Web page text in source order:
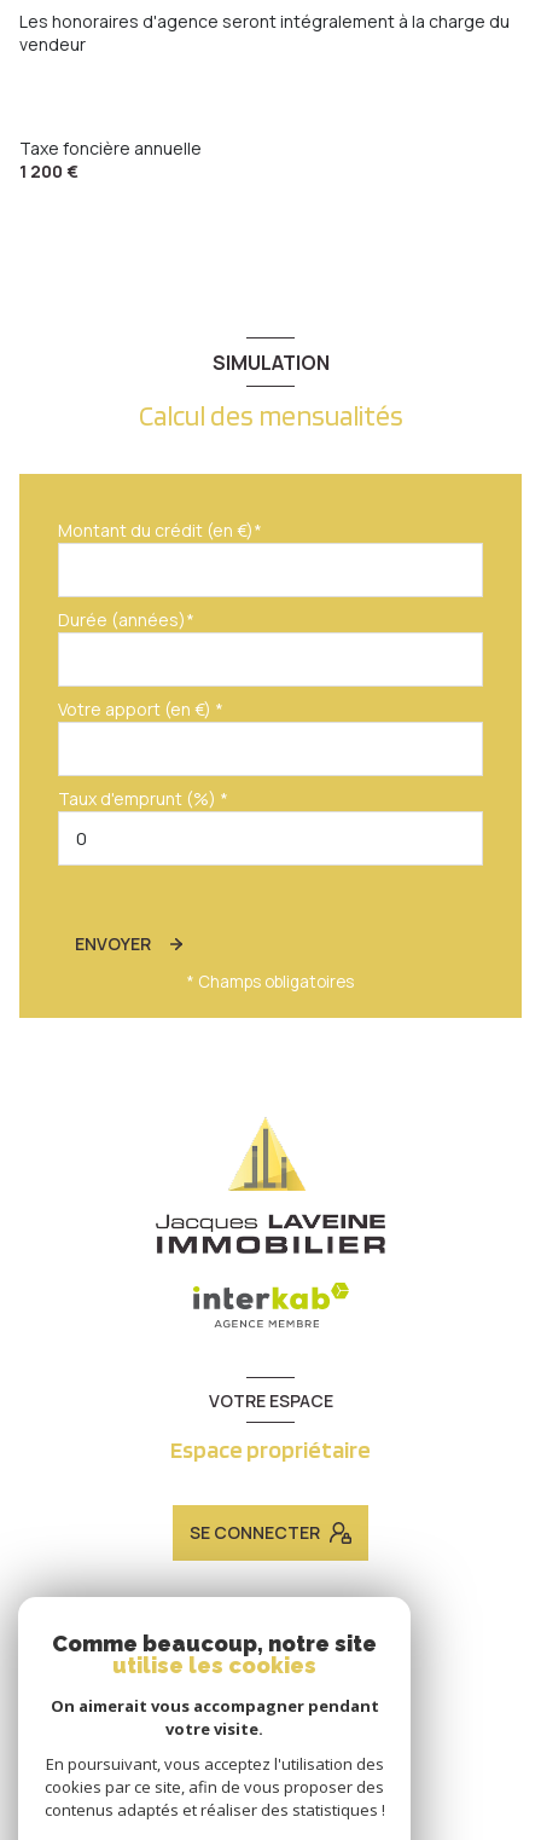
chambre
23.97 m²
chambre
salle de bain
chambre
Les honoraires d'agence seront intégralement à la charge du
vendeur
Taxe foncière annuelle
1 200 €
SIMULATION
Calcul des mensualités
Montant du crédit (en €)*
Durée (années)*
Votre apport (en €) *
Taux d'emprunt (%) *
ENVOYER
* Champs obligatoires
VOTRE ESPACE
Espace propriétaire
SE CONNECTER
ADHÉRENTS
Nous adhérons
Comme beaucoup, notre site
utilise les cookies
On aimerait vous accompagner pendant
votre visite.
En poursuivant, vous acceptez l'utilisation des
cookies par ce site, afin de vous proposer des
contenus adaptés et réaliser des statistiques !